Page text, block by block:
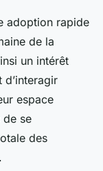
adoption rapide
de la
un intérêt
espace
de se
des